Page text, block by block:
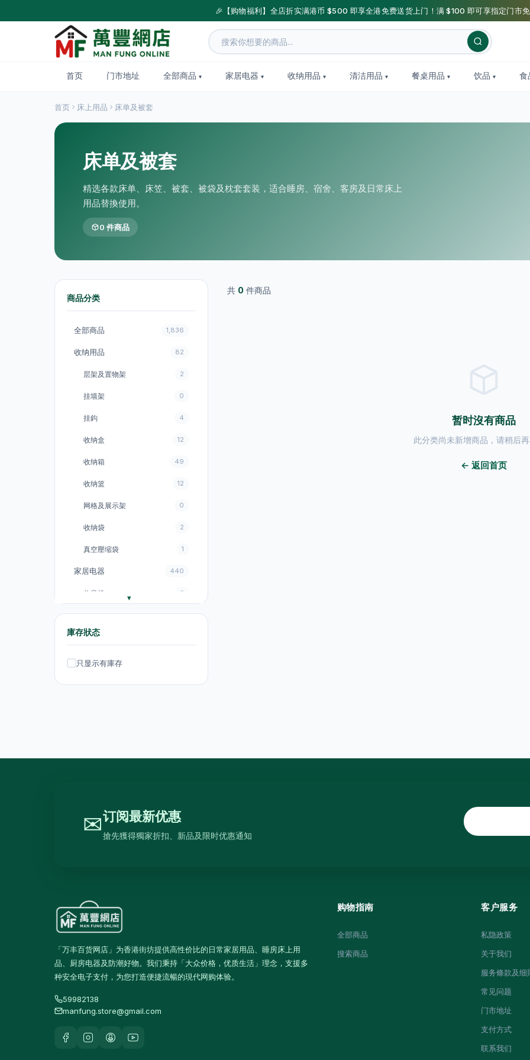
🎉【购物福利】全店折实满港币 $500 即享全港免费送货上门！满 $100 即可享指定门市
首页 门市地址 全部商品 家居电器 收纳用品 清洁用品 餐桌用品 饮品 食
首页 床上用品 床单及被套
床单及被套
精选各款床单、床笠、被套、被袋及枕套套装，适合睡房、宿舍、客房及日常床上
用品替換使用。
0 件商品
商品分类
全部商品 1,836
收纳用品 82
层架及置物架 2
挂墙架 0
挂鈎 4
收纳盒 12
收纳箱 49
收纳篮 12
网格及展示架 0
收纳袋 2
真空壓缩袋 1
家居电器 440
收音机 3
电饭煲 18
风扇
厨房电器
抽湿机 4
熨斗及挂熨机 4
理髮及修剪器
小型生活电器
原箱优惠 - 饮料及饮品 1
茶类饮品
庫存狀态
只显示有庫存
共 0 件商品
暂时沒有商品
此分类尚未新增商品，请稍后
← 返回首页
✉订阅最新优惠
搶先獲得獨家折扣、新品及限时优惠通知
「万丰百货网店」为香港街坊提供高性价比的日常家居用品、睡房床上用
品、厨房电器及防潮好物。我们秉持「大众价格，优质生活」理念，支援多
种安全电子支付，为您打造便捷流暢的現代网购体验。
59982138
manfung.store@gmail.com
购物指南
全部商品
搜索商品
客户服务
私隐政策
关于我们
服务條款及细
常见问题
门市地址
支付方式
联系我们